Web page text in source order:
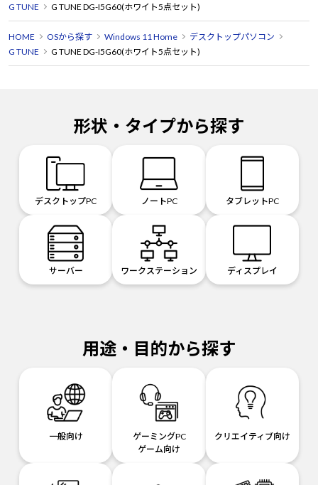
G TUNE
G TUNE DG-I5G60(ホワイト5点セット)
HOME OSから探す Windows 11 Home
デスクトップパソコン
G TUNE
G TUNE DG-I5G60(ホワイト5点セット)
形状・タイプから探す
デスクトップPC ノートPC タブレットPC
サーバー ワークステーション ディスプレイ
用途・目的から探す
一般向け
ゲーミングPC
ゲーム向け
クリエイティブ向け